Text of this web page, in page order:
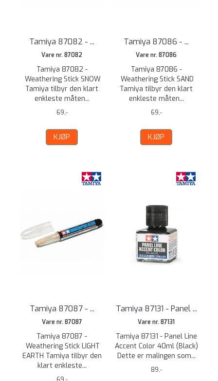
Tamiya 87082 - ...
Vare nr. 87082
Tamiya 87082 -
Weathering Stick SNOW
Tamiya tilbyr den klart
enkleste måten...
69,-
KJØP
Tamiya 87086 - ...
Vare nr. 87086
Tamiya 87086 -
Weathering Stick SAND
Tamiya tilbyr den klart
enkleste måten...
69,-
KJØP
Tamiya 87087 - ...
Vare nr. 87087
Tamiya 87087 -
Weathering Stick LIGHT
EARTH Tamiya tilbyr den
klart enkleste...
Tamiya 87131 - Panel ...
Vare nr. 87131
Tamiya 87131 - Panel Line
Accent Color 40ml (Black)
Dette er malingen som...
89,-